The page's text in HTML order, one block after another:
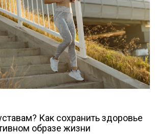
Как сохранить здоровье
образе жизни